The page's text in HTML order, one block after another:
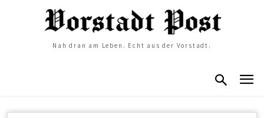
Nah dran am Leben. Echt aus der Vorstadt.